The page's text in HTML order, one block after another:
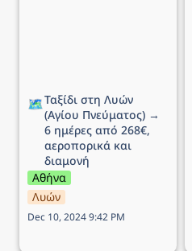
🗺️Ταξίδι στη Λυών
(Αγίου Πνεύματος) →
6 ημέρες από 268€,
αεροπορικά και
διαμονή
Αθήνα
Λυών
Dec 10, 2024 9:42 PM